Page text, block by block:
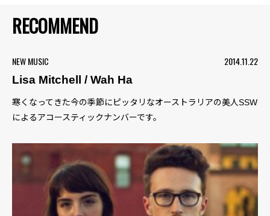
RECOMMEND
NEW MUSIC
2014.11.22
Lisa Mitchell / Wah Ha
寒くなってきた今の季節にピッタリなオーストラリアの美人SSW
によるアコースティックナンバーです。